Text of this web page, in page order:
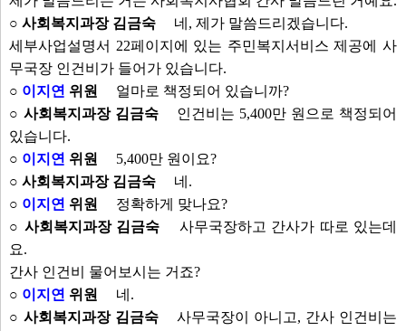
○ 사회복지과장 김금숙
네, 제가 말씀드리겠습니다.
세부사업설명서 22페이지에 있는 주민복지서비스 제공에 사
무국장 인건비가 들어가 있습니다.
○ 이지연 위원
얼마로 책정되어 있습니까?
○ 사회복지과장 김금숙
인건비는 5,400만 원으로 책정되어
있습니다.
○ 이지연 위원
5,400만 원이요?
○ 사회복지과장 김금숙
네.
○ 이지연 위원
정확하게 맞나요?
○ 사회복지과장 김금숙
사무국장하고 간사가 따로 있는데
요.
간사 인건비 물어보시는 거죠?
○ 이지연 위원
네.
○ 사회복지과장 김금숙
사무국장이 아니고, 간사 인건비는